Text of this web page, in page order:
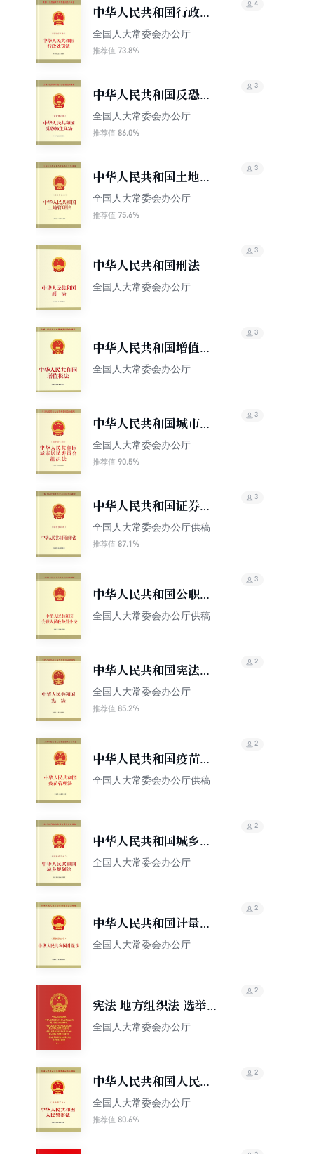
中华人民共和国行政处
罚法（最新修正本）
全国人大常委会办公厅
推荐值 73.8%
4
中华人民共和国反恐怖
主义法
全国人大常委会办公厅
推荐值 86.0%
3
中华人民共和国土地管
理法（最新修正本）
全国人大常委会办公厅
推荐值 75.6%
3
中华人民共和国刑法
全国人大常委会办公厅
3
中华人民共和国增值税
法
全国人大常委会办公厅
3
中华人民共和国城市居
民委员会组织法（最新
修订本）
全国人大常委会办公厅
推荐值 90.5%
3
中华人民共和国证券法
（最新修订本）
全国人大常委会办公厅供稿
推荐值 87.1%
3
中华人民共和国公职人
员政务处分法
全国人大常委会办公厅供稿
3
中华人民共和国宪法
（公报版）
全国人大常委会办公厅
推荐值 85.2%
2
中华人民共和国疫苗管
理法
全国人大常委会办公厅供稿
2
中华人民共和国城乡规
划法（最新修正本）
全国人大常委会办公厅
2
中华人民共和国计量法
（最新修正本）
全国人大常委会办公厅
2
宪法 地方组织法 选举法
代表法 监督法（人大工
全国人大常委会办公厅
2
中华人民共和国人民警
察法（最新修正本）
全国人大常委会办公厅
推荐值 80.6%
2